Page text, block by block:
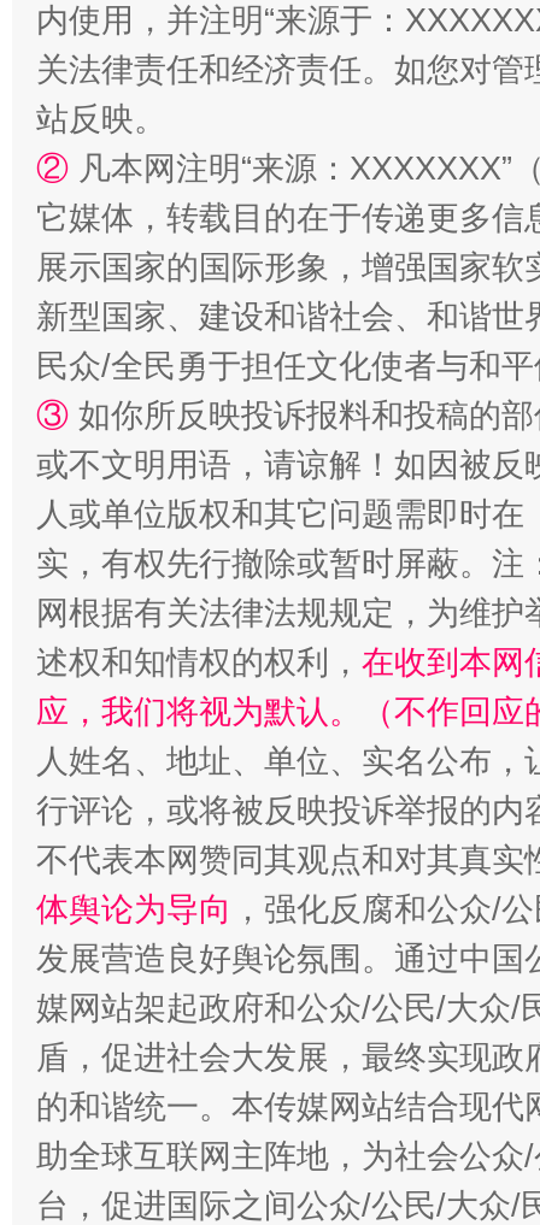
国家大学科技园优化重塑工作
扯下公款旅游的“隐身衣” 如何以
“蜀中异人”王建安的艺术幻境
内使用，并注明“来源于：
关法律责任和经济责任。如您对
站反映。
② 凡本网注明“来源：
它媒体，转载目的在于传递更多
展示国家的国际形象，增强国家
新型国家、建设和谐社会、和谐
民众/全民勇于担任文化使者与和
③ 如你所反映投诉报料和投稿的
或不文明用语，请谅解！如因被
人或单位版权和其它问题需即时在
实，有权先行撤除或暂时屏蔽。
网根据有关法律法规规定，为维
述权和知情权的权利， 在收到本网
应，我们将视为默认。（不作回应
人姓名、地址、单位、实名公布
行评论，或将被反映投诉举报的
不代表本网赞同其观点和对其真实
体舆论为导向 ，强化反腐和公众/
发展营造良好舆论氛围。通过中
媒网站架起政府和公众/公民/大众/
盾，促进社会大发展，最终实现
的和谐统一。本传媒网站结合现
助全球互联网主阵地，为社会公
台，促进国际之间公众/公民/大众/